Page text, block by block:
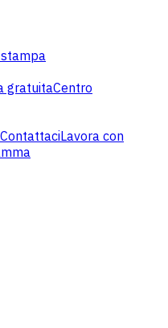
gratuitaCentro
ContattaciLavora con